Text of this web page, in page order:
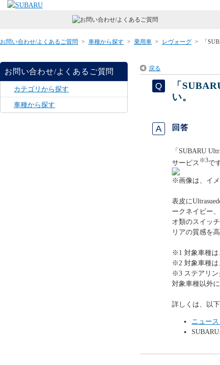
お問い合わせ/よくあるご質問 > 車種から探す > 乗用車 > レヴォーグ > 「
お問い合わせ/よくあるご質問
カテゴリから探す
車種から探す
戻る
「
い。
回答
「SUBARU
サービス ※3で
※画像は、イ
表皮に
ークネイビー
オ類のスイッ
リアの質感を
※1 対象車種は
※2 対象車種は
※3 ステアリン
対象車種以外
詳しくは、以
ニュー